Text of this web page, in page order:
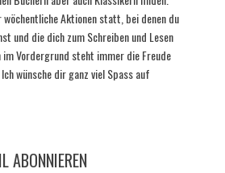
Aktionen statt, bei denen du
und die dich zum Schreiben und Lesen
im Vordergrund steht immer die Freude
wünsche dir ganz viel Spass auf
ABONNIEREN